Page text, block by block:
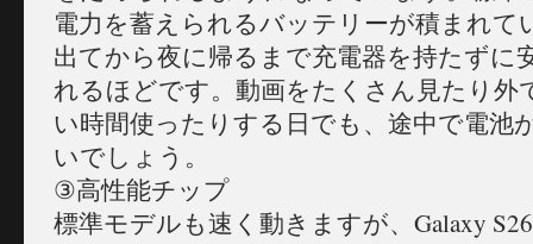
電力を蓄えられるバッテリーが積まれて
出てから夜に帰るまで充電器を持たずに
れるほどです。動画をたくさん見たり外
い時間使ったりする日でも、途中で電池
いでしょう。
③高性能チップ
標準モデルも速く動きますが、Galaxy